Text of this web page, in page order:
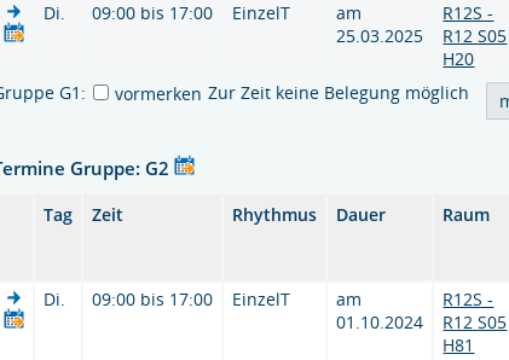
Di. 09:00 bis 17:00 EinzelT
am
25.03.2025
R12S -
R12 S05
H20
G1: vormerken Zur Zeit keine Belegung möglich
Gruppe: G2
Tag Zeit Rhythmus Dauer Raum
Di. 09:00 bis 17:00 EinzelT
am
01.10.2024
R12S -
R12 S05
H81